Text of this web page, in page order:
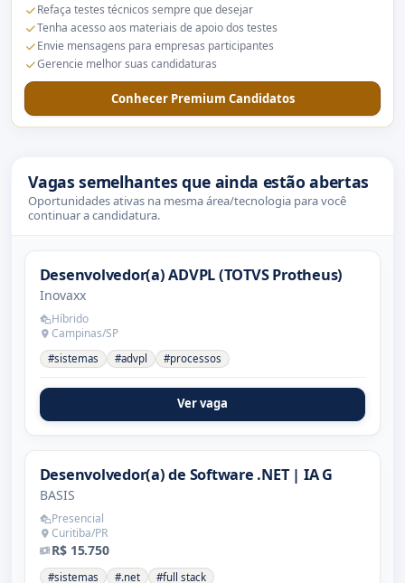
Refaça testes técnicos sempre que desejar
Tenha acesso aos materiais de apoio dos testes
Envie mensagens para empresas participantes
Gerencie melhor suas candidaturas
Conhecer Premium Candidatos
Vagas semelhantes que ainda estão abertas
Oportunidades ativas na mesma área/tecnologia para você
continuar a candidatura.
Desenvolvedor(a) ADVPL (TOTVS Protheus)
Inovaxx
Híbrido
Campinas/SP
#sistemas #advpl #processos
Ver vaga
Desenvolvedor(a) de Software .NET | IA G
BASIS
Presencial
Curitiba/PR
R$ 15.750
#sistemas #.net #full stack